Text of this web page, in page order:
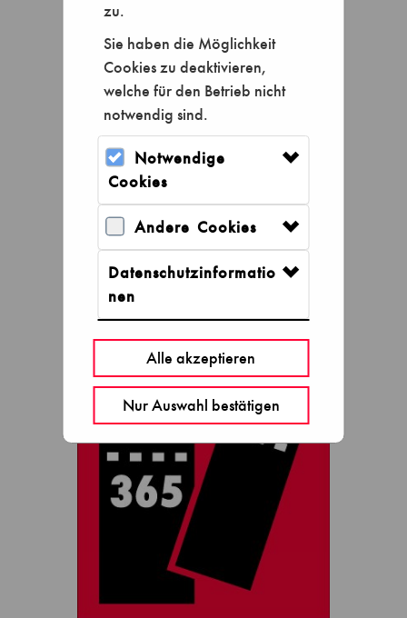
zu.
Sie haben die Möglichkeit
Cookies zu deaktivieren,
welche für den Betrieb nicht
notwendig sind.
Notwendige
Cookies
Andere Cookies
Datenschutzinformatio
nen
Alle akzeptieren
Nur Auswahl bestätigen
Tageskarten